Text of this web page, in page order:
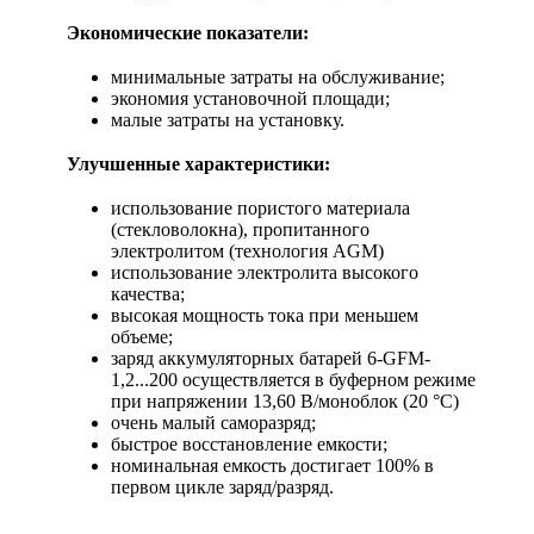
Экономические показатели:
минимальные затраты на обслуживание;
экономия установочной площади;
малые затраты на установку.
Улучшенные характеристики:
использование пористого материала
(стекловолокна), пропитанного
электролитом (технология AGM)
использование электролита высокого
качества;
высокая мощность тока при меньшем
объеме;
заряд аккумуляторных батарей 6-GFM-
1,2...200 осуществляется в буферном режиме
при напряжении 13,60 В/моноблок (20 °С)
очень малый саморазряд;
быстрое восстановление емкости;
номинальная емкость достигает 100% в
первом цикле заряд/разряд.